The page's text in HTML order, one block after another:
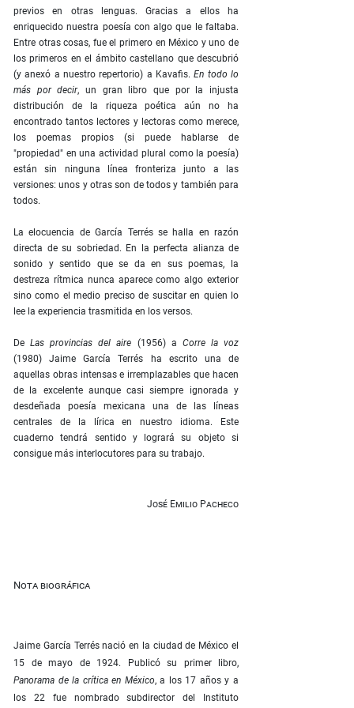
previos en otras lenguas. Gracias a ellos ha
enriquecido nuestra poesía con algo que le faltaba.
Entre otras cosas, fue el primero en México y uno de
los primeros en el ámbito castellano que descubrió
(y anexó a nuestro repertorio) a Kavafis.En todo lo
más por decir, un gran libro que por la injusta
distribución de la riqueza poética aún no ha
encontrado tantos lectores y lectoras como merece,
los poemas propios (si puede hablarse de
"propiedad" en una actividad plural como la poesía)
están sin ninguna línea fronteriza junto a las
versiones: unos y otras son de todos y también para
todos.
La elocuencia de García Terrés se halla en razón
directa de su sobriedad. En la perfecta alianza de
sonido y sentido que se da en sus poemas, la
destreza rítmica nunca aparece como algo exterior
sino como el medio preciso de suscitar en quien lo
lee la experiencia trasmitida en los versos.
DeLas provincias del aire (1956) a Corre la voz
(1980) Jaime García Terrés ha escrito una de
aquellas obras intensas e irremplazables que hacen
de la excelente aunque casi siempre ignorada y
desdeñada poesía mexicana una de las líneas
centrales de la lírica en nuestro idioma. Este
cuaderno tendrá sentido y logrará su objeto si
consigue más interlocutores para su trabajo.
José Emilio Pacheco
Nota biográfica
Jaime García Terrés nació en la ciudad de México el
15 de mayo de 1924. Publicó su primer libro,
Panorama de la crítica en México, a los 17 años y a
los 22 fue nombrado subdirector del Instituto